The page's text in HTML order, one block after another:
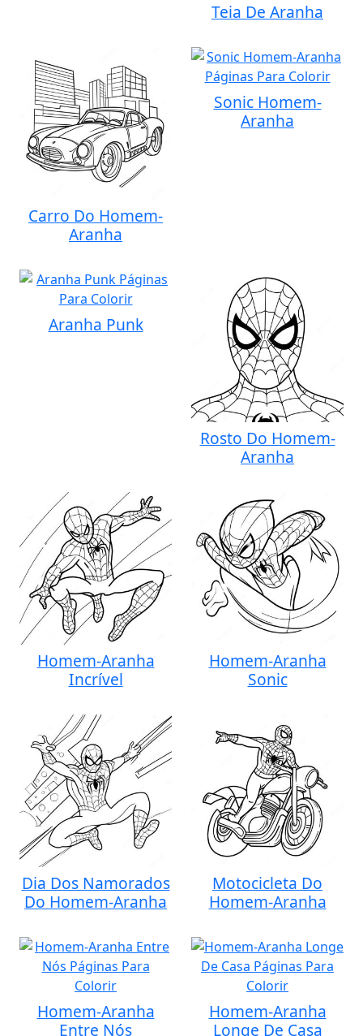
Teia De Aranha
Carro Do Homem-
Aranha
Sonic Homem-
Aranha
Aranha Punk
Rosto Do Homem-
Aranha
Homem-Aranha
Incrível
Homem-Aranha
Sonic
Dia Dos Namorados
Do Homem-Aranha
Motocicleta Do
Homem-Aranha
Homem-Aranha
Entre Nós
Homem-Aranha
Longe De Casa